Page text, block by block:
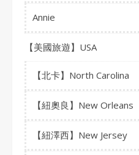
Annie
【美國旅遊】USA
【北卡】North Carolina
【紐奧良】New Orleans
【紐澤西】New Jersey